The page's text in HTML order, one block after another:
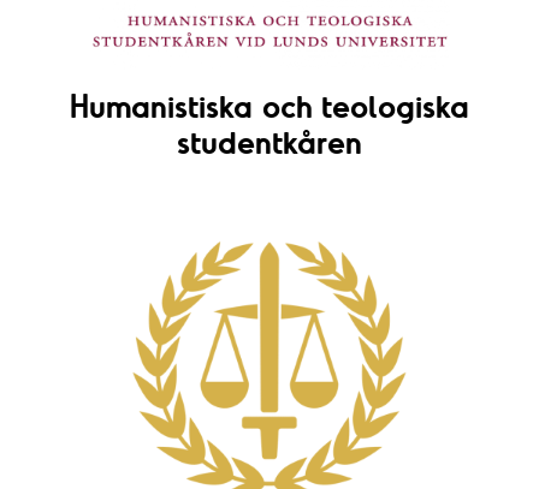
Humanistiska och teologiska
studentkåren